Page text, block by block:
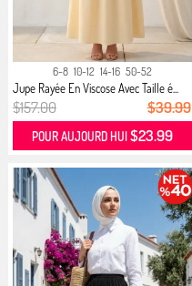
6-8 10-12 14-16 50-52
Jupe Rayée En Viscose Avec Taille é...
$157.00 $39.99
POUR AUJOURD HUI$23.99